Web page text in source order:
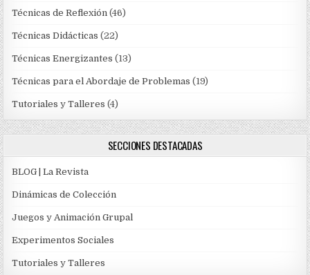
Técnicas de Reflexión (46)
Técnicas Didácticas (22)
Técnicas Energizantes (13)
Técnicas para el Abordaje de Problemas (19)
Tutoriales y Talleres (4)
SECCIONES DESTACADAS
BLOG | La Revista
Dinámicas de Colección
Juegos y Animación Grupal
Experimentos Sociales
Tutoriales y Talleres